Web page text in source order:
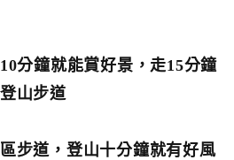
分鐘就能賞好景，走15分鐘
山步道
步道，登山十分鐘就有好風